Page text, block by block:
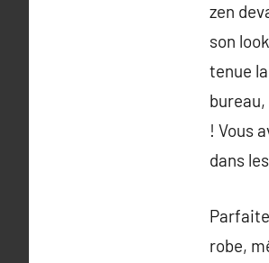
zen
son
tenue
! Vous
dans
robe,